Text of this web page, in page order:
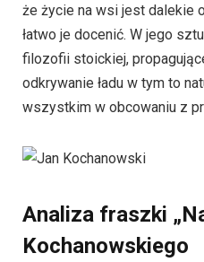
że życie na wsi jest dalekie
łatwo je docenić. W jego
filozofii stoickiej,
odkrywanie ładu w tym to
wszystkim w obcowaniu z
Analiza fraszki
Kochanowskiego